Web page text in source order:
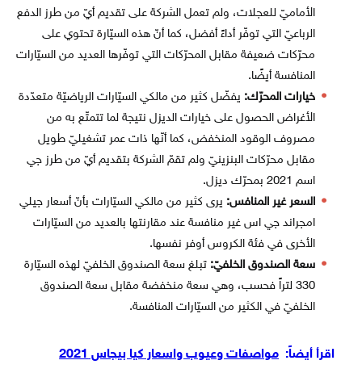
الأماميّ للعجلات، ولم تعمل الشركة على تقديم أيّ من طرز الدفع
الرباعيّ التي توفّر أداءً أفضل، كما أنّ هذه السيّارة تحتوي على
محرّكات ضعيفة مقابل المحرّكات التي توفّرها العديد من السيّارات
المنافسة أيضًا.
خيارات المحرّك: يفضّل كثير من مالكي السيّارات الرياضيّة متعدّدة
الأغراض الحصول على خيارات الديزل نتيجة لما تتمتّع به من
مصروف الوقود المنخفض، كما أنّها ذات عمر تشغيليّ طويل
مقابل محرّكات البنزينيّ ولم تقمّ الشركة بتقديم أيّ من طرز جي
اسم 2021 بمحرّك ديزل.
السعر غير المنافس: يرى كثير من مالكي السيّارات بأنّ أسعار جيلي
امجراند جي اس غير منافسة عند مقارنتها بالعديد من السيّارات
الأخرى في فئة الكروس أوفر نفسها.
سعة الصندوق الخلفيّ: تبلغ سعة الصندوق الخلفيّ لهذه السيّارة
330 لتراً فحسب، وهي سعة منخفضة مقابل سعة الصندوق
الخلفيّ في الكثير من السيّارات المنافسة.
اقرأ أيضاً: مواصفات وعيوب واسعار كيا بيجاس 2021